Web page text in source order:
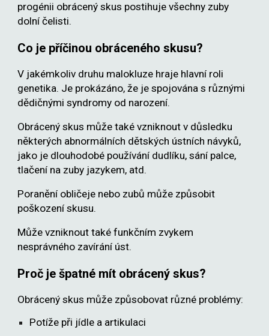
progénii obrácený skus postihuje všechny zuby
dolní čelisti.
Co je příčinou obráceného skusu?
V jakémkoliv druhu malokluze hraje hlavní roli
genetika. Je prokázáno, že je spojována s různými
dědičnými syndromy od narození.
Obrácený skus může také vzniknout v důsledku
některých abnormálních dětských ústních návyků,
jako je dlouhodobé používání dudlíku, sání palce,
tlačení na zuby jazykem, atd.
Poranění obličeje nebo zubů může způsobit
poškození skusu.
Může vzniknout také funkčním zvykem
nesprávného zavírání úst.
Proč je špatné mít obrácený skus?
Obrácený skus může způsobovat různé problémy:
Potíže při jídle a artikulaci